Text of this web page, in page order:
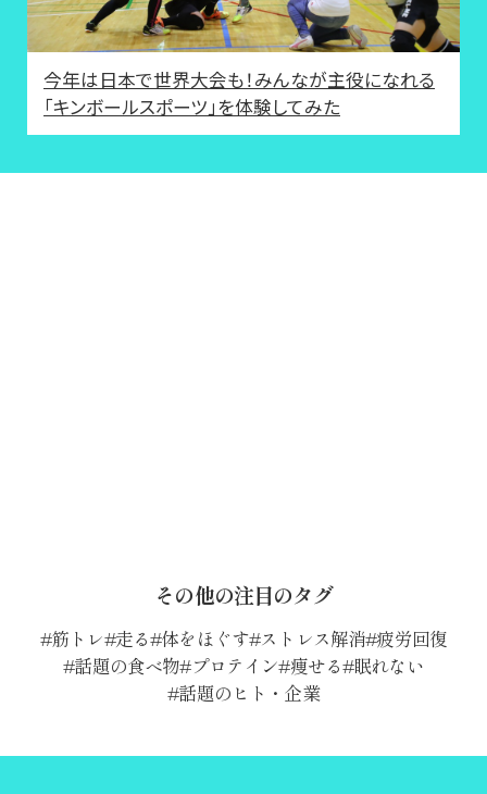
今年は日本で世界大会も！みんなが主役になれる
「キンボールスポーツ」を体験してみた
その他の注目のタグ
筋トレ 走る 体をほぐす ストレス解消 疲労回復
話題の食べ物 プロテイン 痩せる 眠れない
話題のヒト・企業